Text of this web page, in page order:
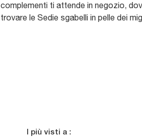
complementi ti attende in negozio,
trovare le Sedie sgabelli in pelle dei
I più visti a :